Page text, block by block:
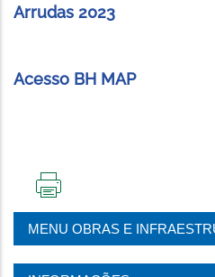
Arrudas 2023
Acesso BH MAP
PÁGINA
MENU OBRAS E